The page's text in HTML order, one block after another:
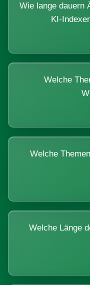
Wie lange dauern
KI-
Welche
Welche
Welche Länge